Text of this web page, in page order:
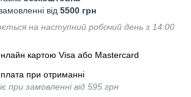
від 5500 грн
на наступний робочий день з 14:00
картою Visa або Mastercard
при отриманні
при замовленні від 595 грн